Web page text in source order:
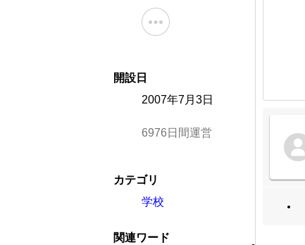
開設日
2007年7月3日
6976日間運営
カテゴリ
学校
関連ワード